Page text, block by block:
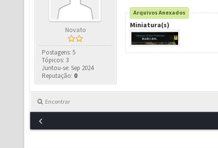
Novato
Postagens: 5
Tópicos: 3
Juntou-se: Sep 2024
Reputação: 0
Arquivos Anexados
Miniatura(s)
Encontrar